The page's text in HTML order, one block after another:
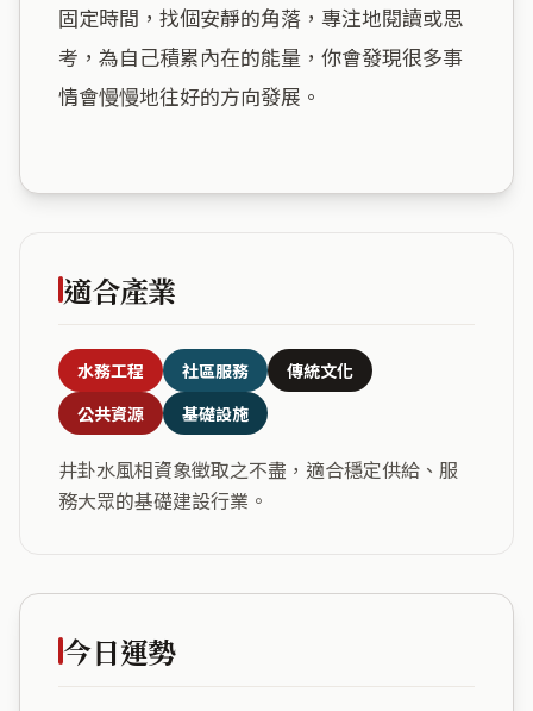
固定時間，找個安靜的角落，專注地閱讀或思
考，為自己積累內在的能量，你會發現很多事
情會慢慢地往好的方向發展。
適合產業
水務工程 社區服務
傳統文化
公共資源
基礎設施
井卦水風相資象徵取之不盡，適合穩定供給、服
務大眾的基礎建設行業。
今日運勢